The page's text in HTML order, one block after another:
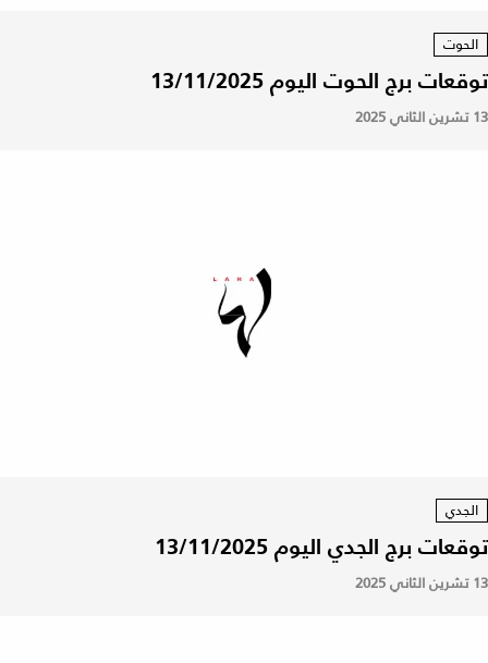
الحوت
توقعات برج الحوت اليوم 13/11/2025
13 تشرين الثاني 2025
الجدي
توقعات برج الجدي اليوم 13/11/2025
13 تشرين الثاني 2025